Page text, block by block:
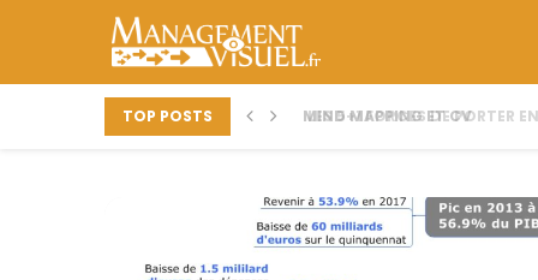
TOP POSTS LES 5+1 FORCES DE PORTER
MIND MAPPING ET CV